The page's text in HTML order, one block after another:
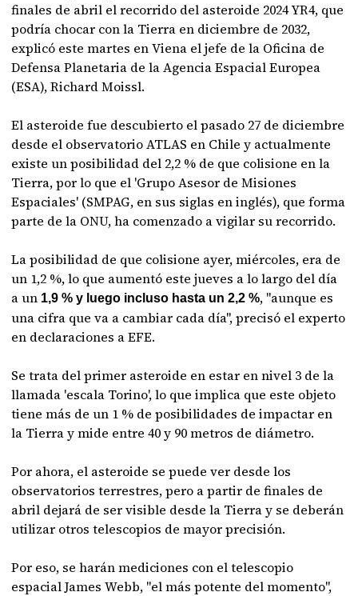
finales de abril el recorrido del asteroide 2024 YR4, que
podría chocar con la Tierra en diciembre de 2032,
explicó este martes en Viena el jefe de la Oficina de
Defensa Planetaria de la Agencia Espacial Europea
(ESA), Richard Moissl.
El asteroide fue descubierto el pasado 27 de diciembre
desde el observatorio ATLAS en Chile y actualmente
existe un posibilidad del 2,2 % de que colisione en la
Tierra, por lo que el 'Grupo Asesor de Misiones
Espaciales' (SMPAG, en sus siglas en inglés), que forma
parte de la ONU, ha comenzado a vigilar su recorrido.
La posibilidad de que colisione ayer, miércoles, era de
un 1,2 %, lo que aumentó este jueves a lo largo del día
a un 1,9 % y luego incluso hasta un 2,2 %, "aunque es
una cifra que va a cambiar cada día", precisó el experto
en declaraciones a EFE.
Se trata del primer asteroide en estar en nivel 3 de la
llamada 'escala Torino', lo que implica que este objeto
tiene más de un 1 % de posibilidades de impactar en
la Tierra y mide entre 40 y 90 metros de diámetro.
Por ahora, el asteroide se puede ver desde los
observatorios terrestres, pero a partir de finales de
abril dejará de ser visible desde la Tierra y se deberán
utilizar otros telescopios de mayor precisión.
Por eso, se harán mediciones con el telescopio
espacial James Webb, "el más potente del momento",